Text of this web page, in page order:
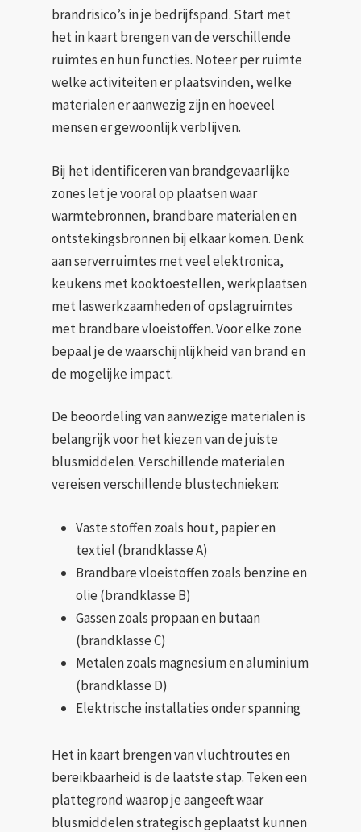
brandrisico’s in je bedrijfspand. Start met
het in kaart brengen van de verschillende
ruimtes en hun functies. Noteer per ruimte
welke activiteiten er plaatsvinden, welke
materialen er aanwezig zijn en hoeveel
mensen er gewoonlijk verblijven.
Bij het identificeren van brandgevaarlijke
zones let je vooral op plaatsen waar
warmtebronnen, brandbare materialen en
ontstekingsbronnen bij elkaar komen. Denk
aan serverruimtes met veel elektronica,
keukens met kooktoestellen, werkplaatsen
met laswerkzaamheden of opslagruimtes
met brandbare vloeistoffen. Voor elke zone
bepaal je de waarschijnlijkheid van brand en
de mogelijke impact.
De beoordeling van aanwezige materialen is
belangrijk voor het kiezen van de juiste
blusmiddelen. Verschillende materialen
vereisen verschillende blustechnieken:
Vaste stoffen zoals hout, papier en
textiel (brandklasse A)
Brandbare vloeistoffen zoals benzine en
olie (brandklasse B)
Gassen zoals propaan en butaan
(brandklasse C)
Metalen zoals magnesium en aluminium
(brandklasse D)
Elektrische installaties onder spanning
Het in kaart brengen van vluchtroutes en
bereikbaarheid is de laatste stap. Teken een
plattegrond waarop je aangeeft waar
blusmiddelen strategisch geplaatst kunnen